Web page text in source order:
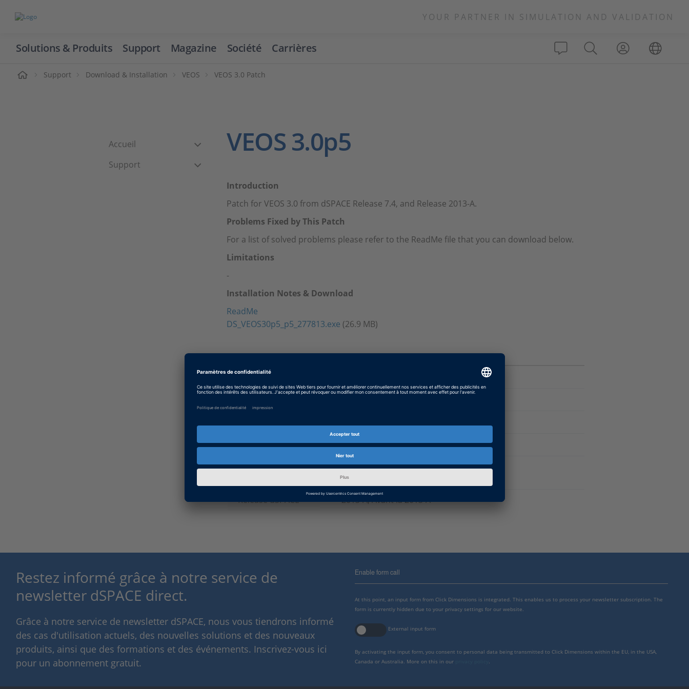
YOUR PARTNER IN SIMULATION AND VALIDATION
Solutions & Produits Support Magazine Société Carrières
Support Download & Installation VEOS VEOS 3.0 Patch
Accueil
Support
VEOS 3.0p5
Introduction
Patch for VEOS 3.0 from dSPACE Release 7.4, and Release 2013-A.
Problems Fixed by This Patch
For a list of solved problems please refer to the ReadMe file that you can download below.
Limitations
-
Installation Notes & Download
ReadMe
DS_VEOS30p5_p5_277813.exe (26.9 MB)
Tags
Date
Type d’information
Patches
Catégorie
Phase de débogage
Release dSPACE 2013-A, Avant la 2013-A
Restez informé grâce à notre service de
newsletter dSPACE direct.
Grâce à notre service de newsletter dSPACE, nous vous tiendrons informé
des cas d'utilisation actuels, des nouvelles solutions et des nouveaux
produits, ainsi que des formations et des événements. Inscrivez-vous ici
pour un abonnement gratuit.
Enable form call
At this point, an input form from Click Dimensions is integrated. This enables us to process your newsletter subscription. The
form is currently hidden due to your privacy settings for our website.
External input form
By activating the input form, you consent to personal data being transmitted to Click Dimensions within the EU, in the USA,
Canada or Australia. More on this in our